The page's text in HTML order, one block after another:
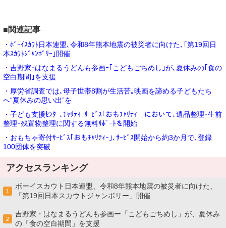
■関連記事
・ﾎﾞｰｲｽｶｳﾄ日本連盟､令和8年熊本地震の被災者に向けた､｢第19回日
本ｽｶｳﾄｼﾞｬﾝﾎﾞﾘｰ｣開催
・吉野家･はなまるうどんも参画ｰ｢こどもごちめし｣が､夏休みの｢食の
空白期間｣を支援
・厚労省調査では､母子世帯8割が生活苦｡映画を諦める子どもたち
へ“夏休みの思い出”を
・子ども支援ｾﾝﾀｰ､ﾁｬﾘﾃｨｰｻｰﾋﾞｽ｢おもﾁｬﾘﾃｨｰ｣において､遺品整理･生前
整理･残置物整理に関する無料ｻﾎﾟｰﾄを開始
・おもちゃ寄付ｻｰﾋﾞｽ｢おもﾁｬﾘﾃｨｰ｣､ｻｰﾋﾞｽ開始から約3か月で､登録
100団体を突破
アクセスランキング
1
ボーイスカウト日本連盟、令和8年熊本地震の被災者に向けた、
「第19回日本スカウトジャンボリー」開催
2
吉野家・はなまるうどんも参画ー「こどもごちめし」が、夏休み
の「食の空白期間」を支援